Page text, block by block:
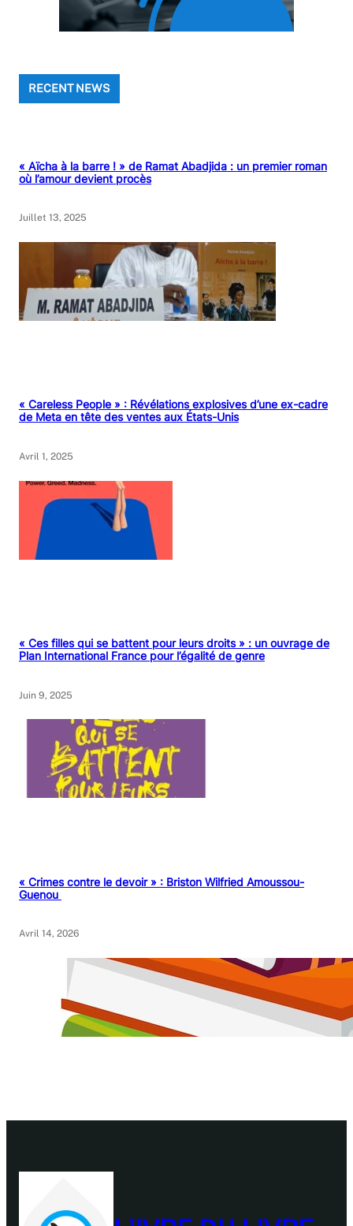
RECENT NEWS
« Aïcha à la barre ! » de Ramat Abadjida : un premier roman
où l’amour devient procès
Juillet 13, 2025
« Careless People » : Révélations explosives d’une ex-cadre
de Meta en tête des ventes aux États-Unis
Avril 1, 2025
« Ces filles qui se battent pour leurs droits » : un ouvrage de
Plan International France pour l’égalité de genre
Juin 9, 2025
« Crimes contre le devoir » : Briston Wilfried Amoussou-
Guenou
Avril 14, 2026